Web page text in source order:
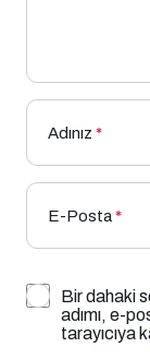
Adınız *
E-Posta*
Bir dahaki
adımı, e-
tarayıcıya